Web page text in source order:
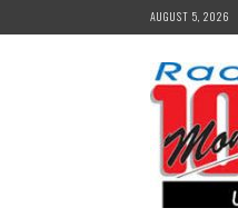
to
AUGUST 5, 2026